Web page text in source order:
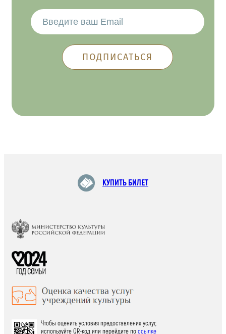
КУПИТЬ БИЛЕТ
Чтобы оценить условия предоставления услуг,
используйте QR-код или перейдите поссылке